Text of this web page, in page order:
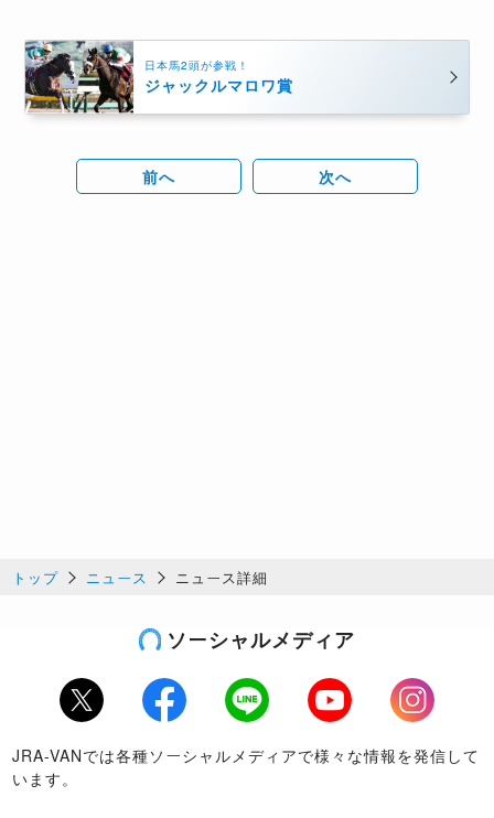
日本馬2頭が参戦！
ジャックルマロワ賞
前へ 次へ
トップ ニュース ニュース詳細
ソーシャルメディア
Twitter Facebook LINE Youtube
Instagram
JRA-VANでは各種ソーシャルメディアで様々な情報を発信して
います。